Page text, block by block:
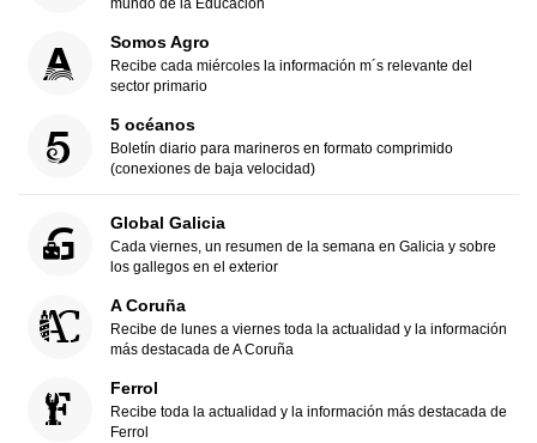
mundo de la Educación
Somos Agro
Recibe cada miércoles la información m´s relevante del
sector primario
5 océanos
Boletín diario para marineros en formato comprimido
(conexiones de baja velocidad)
Global Galicia
Cada viernes, un resumen de la semana en Galicia y sobre
los gallegos en el exterior
A Coruña
Recibe de lunes a viernes toda la actualidad y la información
más destacada de A Coruña
Ferrol
Recibe toda la actualidad y la información más destacada de
Ferrol